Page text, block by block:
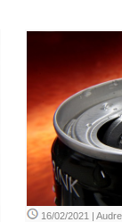
16/02/2021 |